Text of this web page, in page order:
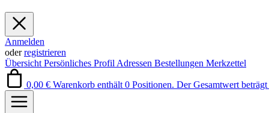
Anmelden
oderregistrieren
Übersicht Persönliches Profil Adressen Bestellungen Merkzettel
0,00 € Warenkorb enthält 0 Positionen. Der Gesamtwert